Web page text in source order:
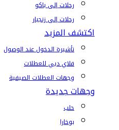
رحلات إلى باكو
رحلات إلى زنجبار
اكتشف المزيد
تأشيرة الدخول عند الوصول
فلاي دبي للعطلات
وجهات العطلات الصيفية
وجهات جديدة
حلب
بوخارا